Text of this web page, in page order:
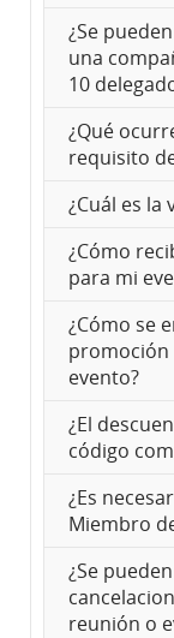
¿Se
una
10
¿Qué
requisito
¿Cuál es la
¿Cómo
para mi
¿Cómo se
promoción
evento?
¿El
código
¿Es
Miembro
¿Se
reunión o